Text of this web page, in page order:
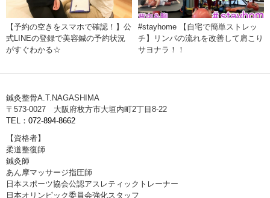
【予約の空きをスマホで確認！】公
式LINEの登録で美容鍼の予約状況
がすぐわかる☆
#stayhome 【自宅で簡単ストレッ
チ】リンパの流れを改善して肩こり
サヨナラ！！
鍼灸整骨A.T.NAGASHIMA
〒573-0027 大阪府枚方市大垣内町2丁目8-22
TEL：072-894-8662
【資格者】
柔道整復師
鍼灸師
あん摩マッサージ指圧師
日本スポーツ協会公認アスレティックトレーナー
日本オリンピック委員会強化スタッフ